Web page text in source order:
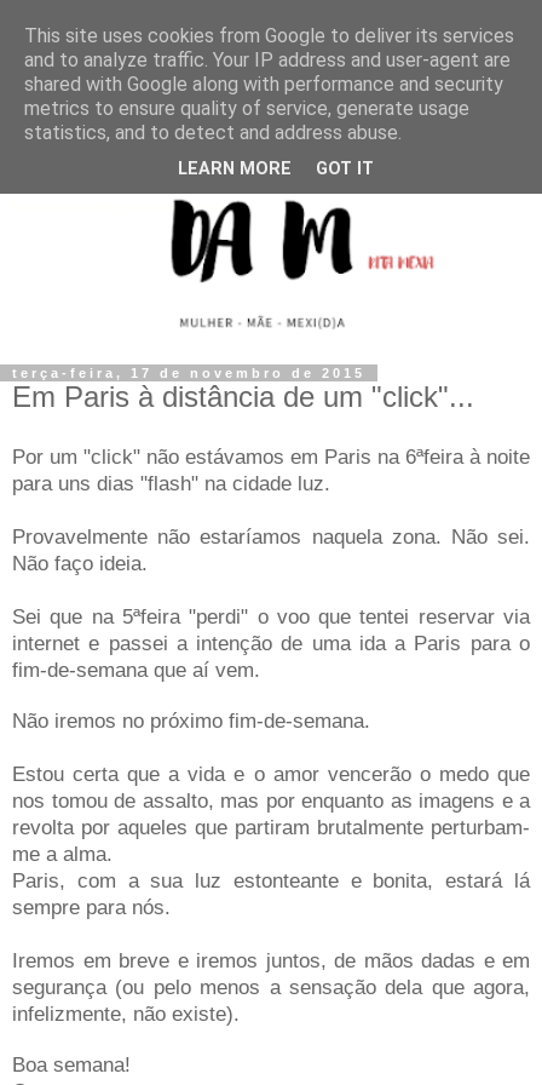
terça-feira, 17 de novembro de 2015
Em Paris à distância de um "click"...
Por um "click" não estávamos em Paris na 6ªfeira à noite
para uns dias "flash" na cidade luz.
Provavelmente não estaríamos naquela zona. Não sei.
Não faço ideia.
Sei que na 5ªfeira "perdi" o voo que tentei reservar via
internet e passei a intenção de uma ida a Paris para o
fim-de-semana que aí vem.
Não iremos no próximo fim-de-semana.
Estou certa que a vida e o amor vencerão o medo que
nos tomou de assalto, mas por enquanto as imagens e a
revolta por aqueles que partiram brutalmente perturbam-
me a alma.
Paris, com a sua luz estonteante e bonita, estará lá
sempre para nós.
Iremos em breve e iremos juntos, de mãos dadas e em
segurança (ou pelo menos a sensação dela que agora,
infelizmente, não existe).
Boa semana!
This site uses cookies from Google to deliver its services
and to analyze traffic. Your IP address and user-agent are
shared with Google along with performance and security
metrics to ensure quality of service, generate usage
statistics, and to detect and address abuse.
LEARN MORE GOT IT